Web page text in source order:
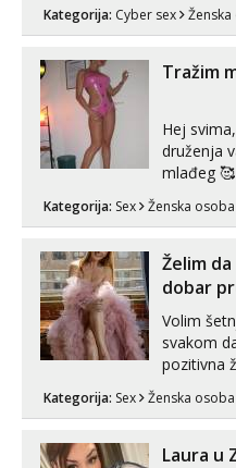
Kategorija: Cyber sex
Tražim
Hej
druženja
mlađeg 🥰 Klikni na link ispod i nadji me
Kategorija: Sex Ženska
Želim
dobar
Volim
svakom
pozitivna
može i
Kategorija: Sex Ženska
Laura u